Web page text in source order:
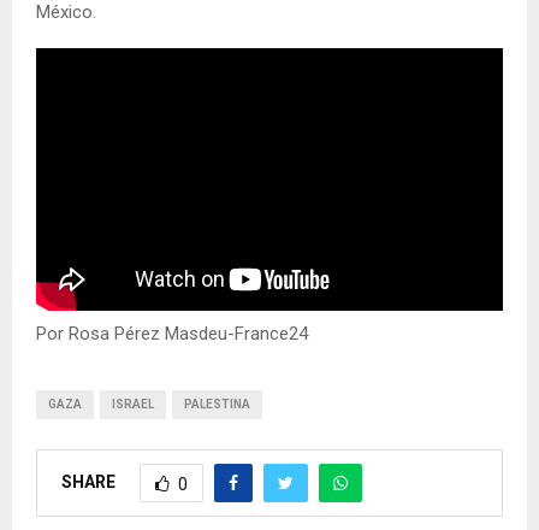
México.
Por Rosa Pérez Masdeu-France24
GAZA ISRAEL PALESTINA
SHARE 0